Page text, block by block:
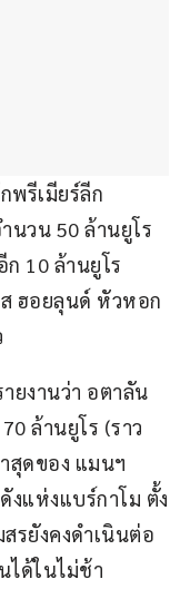
พรีเมียร์ลีก
นวน 50 ล้านยูโร
10 ล้านยูโร
ฮอยลุนด์ หัวหอก
ายงานว่า อตาลัน
ล้านยูโร (ราว
สุดของ แมนฯ
งแห่งแบร์กาโม ตั้ง
สรยังคงดำเนินต่อ
ได้ในไม่ช้า